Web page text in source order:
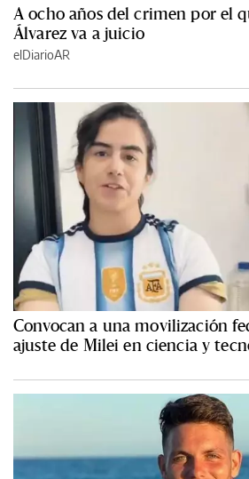
A ocho años del crimen por el
Álvarez va a juicio
elDiarioAR
Convocan a una movilización
ajuste de Milei en ciencia y